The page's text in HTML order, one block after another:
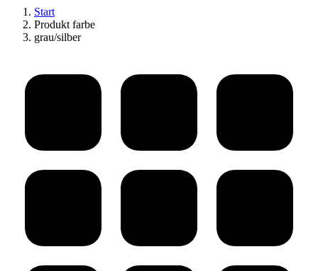
Start
Produkt farbe
grau/silber